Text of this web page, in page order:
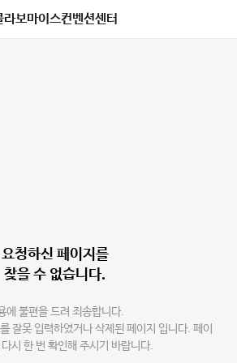
라보마이스컨벤션센터
요청하신 페이지를
찾을 수 없습니다.
에 불편을 드려 죄송합니다.
잘못 입력하였거나 삭제된 페이지 입니다. 페이
시 한 번 확인해 주시기 바랍니다.